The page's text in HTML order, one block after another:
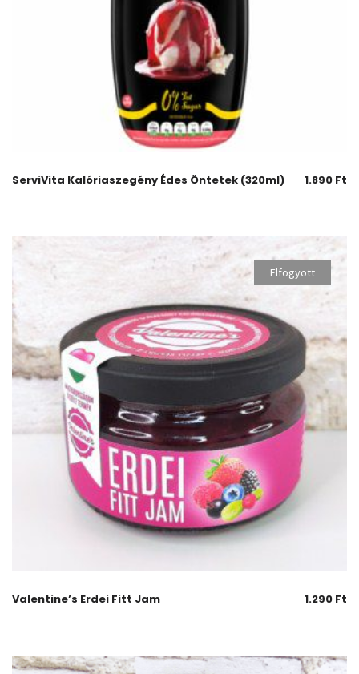
ServiVita Kalóriaszegény Édes Öntetek (320ml) 1.890 Ft
Elfogyott
Valentine’s Erdei Fitt Jam 1.290 Ft